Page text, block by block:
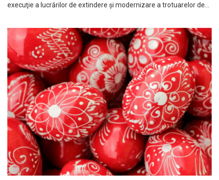
execuţie a lucrărilor de extindere şi modernizare a trotuarelor de…